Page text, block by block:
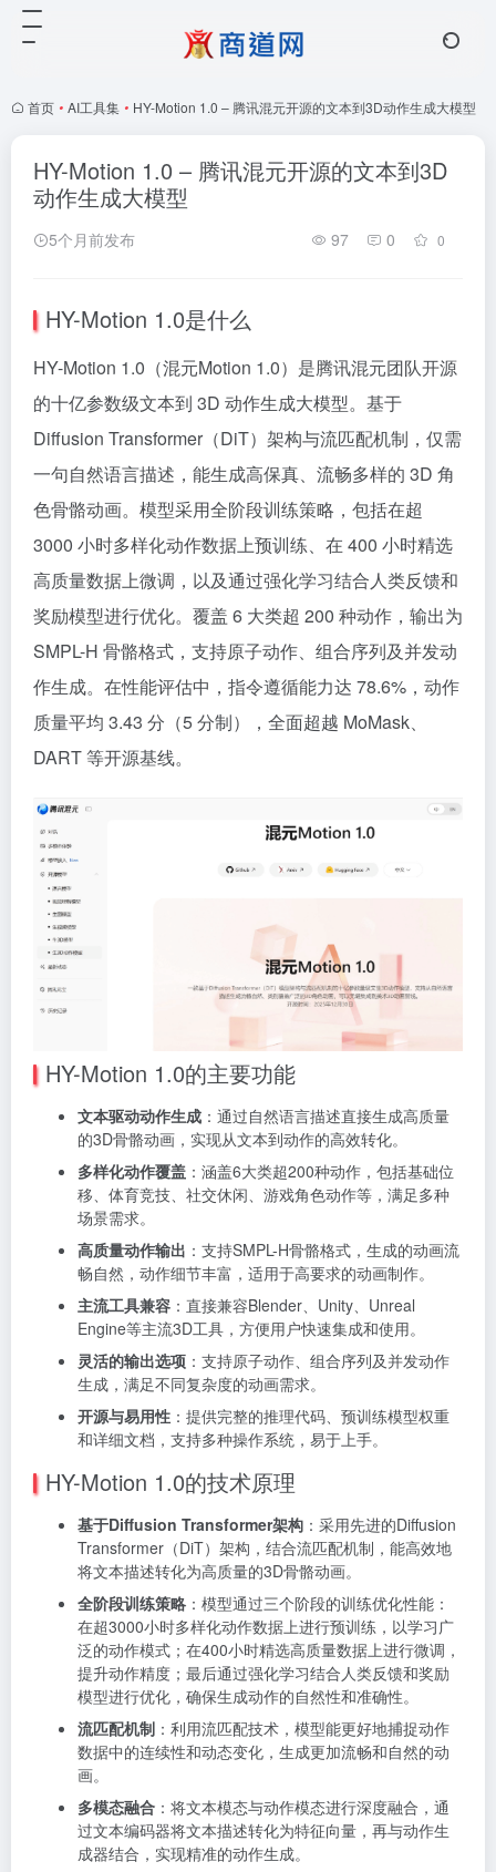
首页 • AI工具集 • HY-Motion 1.0 – 腾讯混元开源的文本到3D动作生成大模型
HY-Motion 1.0 – 腾讯混元开源的文本到3D
动作生成大模型
5个月前发布 97 0 0
HY-Motion 1.0是什么
HY-Motion 1.0（混元Motion 1.0）是腾讯混元团队开源
的十亿参数级文本到 3D 动作生成大模型。基于
Diffusion Transformer（DiT）架构与流匹配机制，仅需
一句自然语言描述，能生成高保真、流畅多样的 3D 角
色骨骼动画。模型采用全阶段训练策略，包括在超
3000 小时多样化动作数据上预训练、在 400 小时精选
高质量数据上微调，以及通过强化学习结合人类反馈和
奖励模型进行优化。覆盖 6 大类超 200 种动作，输出为
SMPL-H 骨骼格式，支持原子动作、组合序列及并发动
作生成。在性能评估中，指令遵循能力达 78.6%，动作
质量平均 3.43 分（5 分制），全面超越 MoMask、
DART 等开源基线。
HY-Motion 1.0的主要功能
文本驱动动作生成 ：通过自然语言描述直接生成高质量
的3D骨骼动画，实现从文本到动作的高效转化。
多样化动作覆盖 ：涵盖6大类超200种动作，包括基础位
移、体育竞技、社交休闲、游戏角色动作等，满足多种
场景需求。
高质量动作输出 ：支持SMPL-H骨骼格式，生成的动画流
畅自然，动作细节丰富，适用于高要求的动画制作。
主流工具兼容 ：直接兼容Blender、Unity、Unreal
Engine等主流3D工具，方便用户快速集成和使用。
灵活的输出选项 ：支持原子动作、组合序列及并发动作
生成，满足不同复杂度的动画需求。
开源与易用性 ：提供完整的推理代码、预训练模型权重
和详细文档，支持多种操作系统，易于上手。
HY-Motion 1.0的技术原理
基于Diffusion Transformer架构 ：采用先进的Diffusion
Transformer（DiT）架构，结合流匹配机制，能高效地
将文本描述转化为高质量的3D骨骼动画。
全阶段训练策略 ：模型通过三个阶段的训练优化性能：
在超3000小时多样化动作数据上进行预训练，以学习广
泛的动作模式；在400小时精选高质量数据上进行微调，
提升动作精度；最后通过强化学习结合人类反馈和奖励
模型进行优化，确保生成动作的自然性和准确性。
流匹配机制 ：利用流匹配技术，模型能更好地捕捉动作
数据中的连续性和动态变化，生成更加流畅和自然的动
画。
多模态融合 ：将文本模态与动作模态进行深度融合，通
过文本编码器将文本描述转化为特征向量，再与动作生
成器结合，实现精准的动作生成。